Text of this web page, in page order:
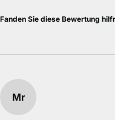
Fanden Sie diese Bewertung
Mr